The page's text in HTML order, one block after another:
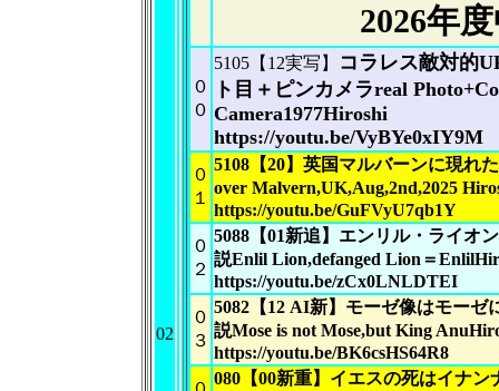
02
2026年
０
０
5105【12実写】
コラレス敵対的
ト目＋ピンカメラreal
Camera1977Hiroshi
https://youtu.be/VyBYe0xIY9M
０
１
5108【20】英国マルバーンに現れ
over Malvern,UK,Aug,2nd,2025
https://youtu.be/GuFVyU7qb1Y
０
２
5088【01新追】エンリル・ライオ
説Enlil Lion,defanged Lion＝
https://youtu.be/zCx0LNLDTEI
０
３
5082【12 AI新】モーゼ像はモーゼ
説Mose is not Mose,but King
https://youtu.be/BK6csHS64R8
080【00新重】イエスの死はイナ